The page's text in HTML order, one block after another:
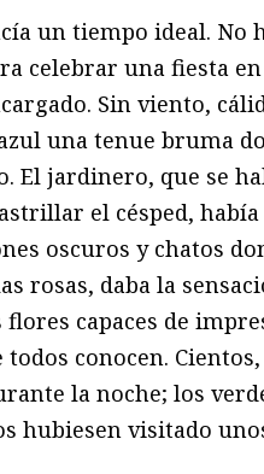
un tiempo ideal. No
celebrar una fiesta
Sin viento,
una tenue bruma
El jardinero, que se
el césped,
oscuros y chatos
rosas, daba la
flores capaces de
todos conocen.
la noche; los
hubiesen visitado